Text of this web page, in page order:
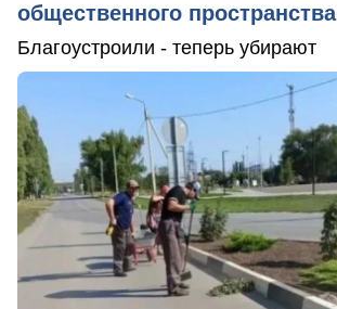
общественного пространства
Благоустроили - теперь убирают